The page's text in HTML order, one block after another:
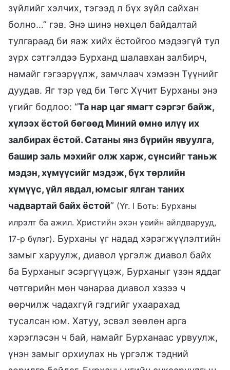
зүйлийг хэлчих, тэгээд л бүх зүйл сайхан
болно…” гэв. Энэ шинэ нөхцөл байдалтай
тулгараад би яаж хийх ёстойгоо мэдээгүй тул
зүрх сэтгэлдээ Бурханд шалавхан залбирч,
намайг гэгээрүүлж, замчлаач хэмээн Түүнийг
дуудав. Яг тэр үед би Төгс Хүчит Бурханы энэ
үгийг бодлоо: “Та нар цаг ямагт сэргэг байж,
хүлээх ёстой бөгөөд Миний өмнө илүү их
залбирах ёстой. Сатаны янз бүрийн явуулга,
башир заль мэхийг олж харж, сүнсийг таньж
мэдэн, хүмүүсийг мэдэж, бүх төрлийн
хүмүүс, үйл явдал, юмсыг ялган таних
чадвартай байх ёстой” (Үг. I Боть: Бурханы
илрэлт ба ажил. Христийн эхэн үеийн айлдварууд,
17-р бүлэг). Бурханы үг надад хэрэгжүүлэлтийн
замыг харуулж, диавол үргэлж диавол байх
ба Бурханыг эсэргүүцэж, Бурханыг үзэн яддаг
чөтгөрийн мөн чанараа диавол хэзээ ч
өөрчилж чадахгүй гэдгийг ухаарахад
тусалсан юм. Хатуу, эсвэл зөөлөн арга
хэрэглэсэн ч бай, намайг Бурханаас урвуулж,
үнэн замыг орхиулах нь үргэлж тэдний